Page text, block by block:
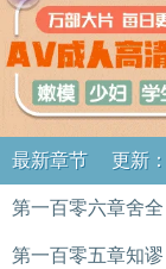
最新章节 更新
第一百零六章舍
第一百零五章知谬